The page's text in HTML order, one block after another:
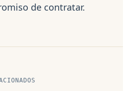
de contratar.